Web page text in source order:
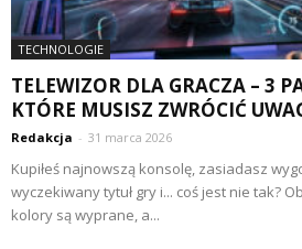
TECHNOLOGIE
TELEWIZOR DLA GRACZA – 3
KTÓRE MUSISZ ZWRÓCIĆ
Redakcja - 31 marca 2026
Kupiłeś najnowszą konsolę, zasiadasz
wyczekiwany tytuł gry i... coś jest nie tak?
kolory są wyprane, a...